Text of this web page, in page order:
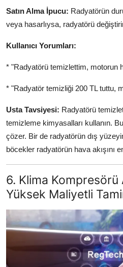
Satın Alma İpucu: Radyatörün
veya hasarlıysa, radyatörü
Kullanıcı Yorumları:
* "Radyatörü temizlettim, motorun
* "Radyatör temizliği 200 TL tuttu,
Usta Tavsiyesi: Radyatörü
temizleme kimyasalları kullanın.
çözer. Bir de radyatörün dış
böcekler radyatörün hava akışını
6. Klima Kompresörü
Yüksek Maliyetli